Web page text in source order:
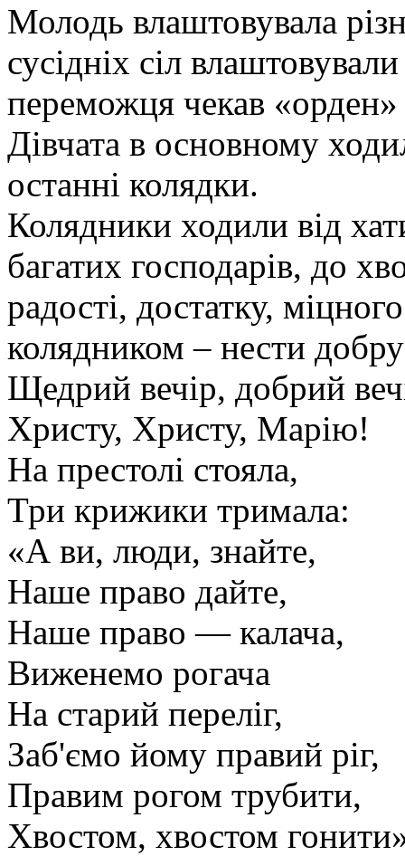
Молодь влаштовувала
сусідніх сіл
переможця чекав
Дівчата в основному
останні колядки.
Колядники ходили від
багатих господарів, до
радості, достатку,
колядником – нести добру
Щедрий вечір, добрий
Христу, Христу, Марію!
На престолі стояла,
Три крижики тримала:
«А ви, люди, знайте,
Наше право дайте,
Наше право — калача,
Виженемо рогача
На старий переліг,
Заб'ємо йому правий ріг,
Правим рогом трубити,
Хвостом, хвостом